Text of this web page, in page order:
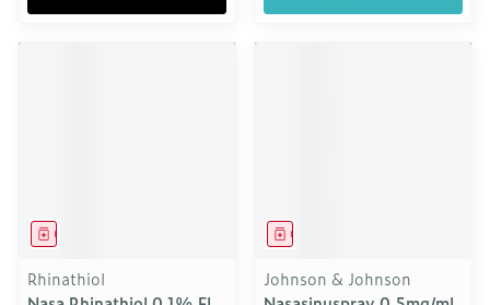
Geneesmiddel
Rhinathiol
Geneesmiddel
Johnson & Johnson